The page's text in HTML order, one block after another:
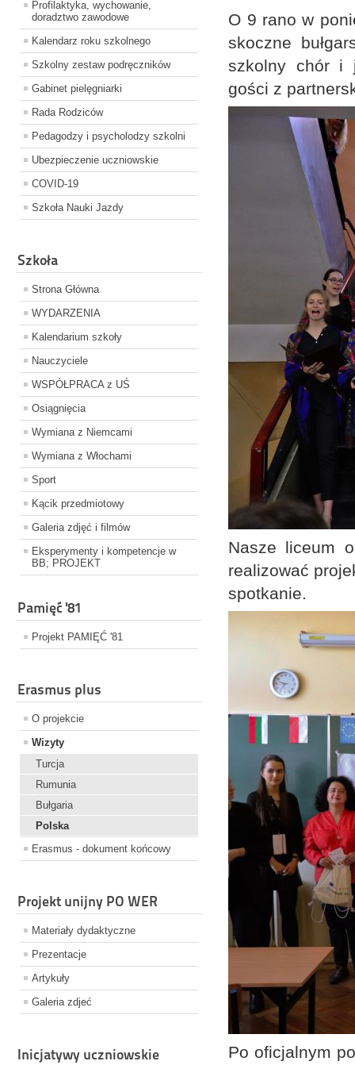
Profilaktyka, wychowanie,
doradztwo zawodowe
Kalendarz roku szkolnego
Szkolny zestaw podręczników
Gabinet pielęgniarki
Rada Rodziców
Pedagodzy i psycholodzy szkolni
Ubezpieczenie uczniowskie
COVID-19
Szkoła Nauki Jazdy
Szkoła
Strona Główna
WYDARZENIA
Kalendarium szkoły
Nauczyciele
WSPÓŁPRACA z UŚ
Osiągnięcia
Wymiana z Niemcami
Wymiana z Włochami
Sport
Kącik przedmiotowy
Galeria zdjęć i filmów
Eksperymenty i kompetencje w
BB; PROJEKT
Pamięć '81
Projekt PAMIĘĆ '81
Erasmus plus
O projekcie
Wizyty
Turcja
Rumunia
Bułgaria
Polska
Erasmus - dokument końcowy
Projekt unijny PO WER
Materiały dydaktyczne
Prezentacje
Artykuły
Galeria zdjeć
Inicjatywy uczniowskie
O 9 rano w
skoczne
szkolny chór i
gości z
Nasze liceum
realizować
spotkanie.
Po oficjalnym